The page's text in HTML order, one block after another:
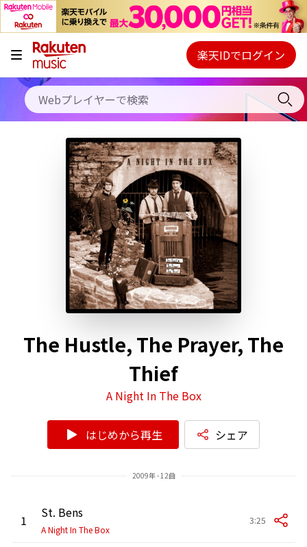
キャンペーン
料金プラン
使い方
初回30日間無料お試し
Webプレイヤー
ご契約内容の確認・変更
楽天IDでログイン
The Hustle, The Prayer, The
Thief
A Night In The Box
はじめから再生 シェア
2009年 - 12曲
1 St. Bens
A Night In The Box
3:25